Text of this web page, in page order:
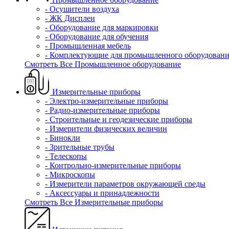
- Осушители воздуха
- ЖК Дисплеи
- Оборудование для маркировки
- Оборудование для обучения
- Промышленная мебель
- Комплектующие для промышленного
Смотреть Все Промышленное оборудование
Измерительные приборы
- Электро-измерительные приборы
- Радио-измерительные приборы
- Строительные и геодезические приборы
- Измерители физических величин
- Бинокли
- Зрительные трубы
- Телескопы
- Контрольно-измерительные приборы
- Микроскопы
- Измерители параметров окружающей среды
- Аксессуары и принадлежности
Смотреть Все Измерительные приборы